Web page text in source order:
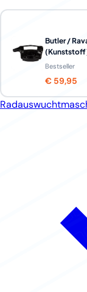
Butler /
Bestseller
€ 59,95